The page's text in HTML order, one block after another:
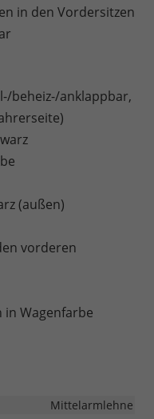
in den Vordersitzen
beheiz-/anklappbar,
(außen)
vorderen
Wagenfarbe
Mittelarmlehne